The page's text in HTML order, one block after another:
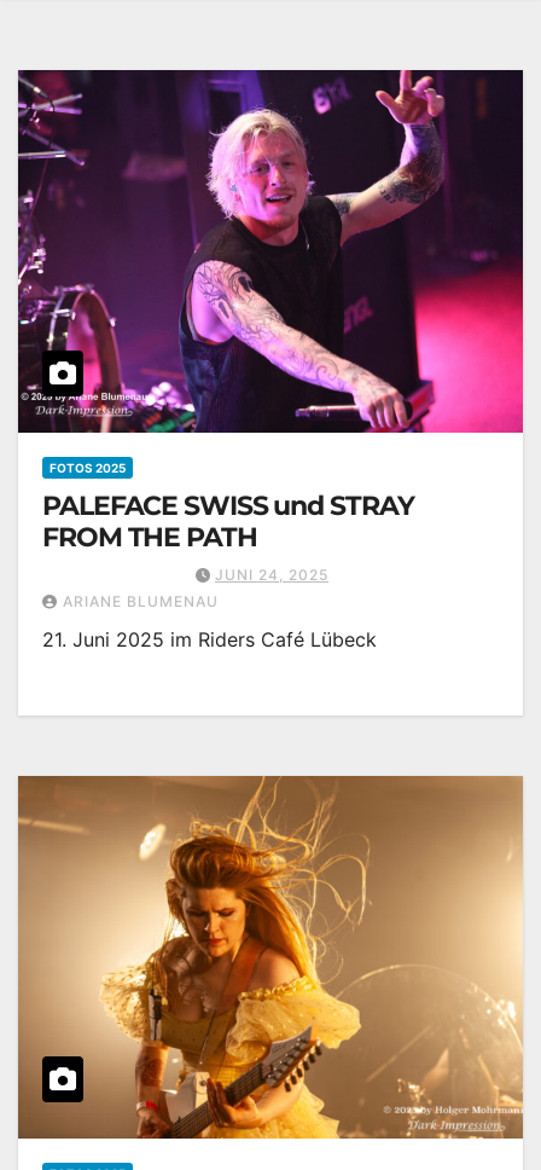
FOTOS 2025
PALEFACE SWISS und STRAY
FROM THE PATH
JUNI 24, 2025
ARIANE BLUMENAU
21. Juni 2025 im Riders Café Lübeck